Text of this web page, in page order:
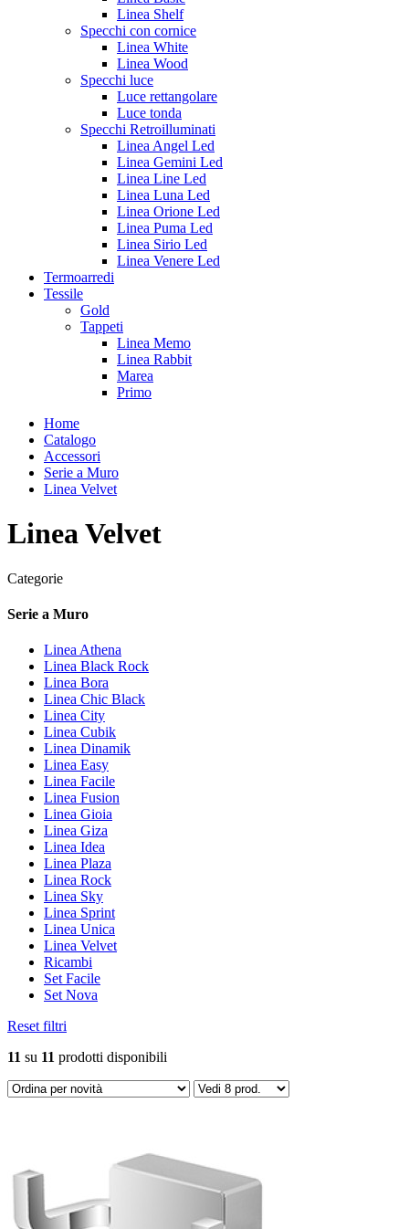
Linea Shelf
Specchi con cornice
Linea White
Linea Wood
Specchi luce
Luce rettangolare
Luce tonda
Specchi Retroilluminati
Linea Angel Led
Linea Gemini Led
Linea Line Led
Linea Luna Led
Linea Orione Led
Linea Puma Led
Linea Sirio Led
Linea Venere Led
Termoarredi
Tessile
Gold
Tappeti
Linea Memo
Linea Rabbit
Marea
Primo
Home
Catalogo
Accessori
Serie a Muro
Linea Velvet
Linea Velvet
Categorie
Serie a Muro
Linea Athena
Linea Black Rock
Linea Bora
Linea Chic Black
Linea City
Linea Cubik
Linea Dinamik
Linea Easy
Linea Facile
Linea Fusion
Linea Gioia
Linea Giza
Linea Idea
Linea Plaza
Linea Rock
Linea Sky
Linea Sprint
Linea Unica
Linea Velvet
Ricambi
Set Facile
Set Nova
Reset filtri
11 su 11 prodotti disponibili